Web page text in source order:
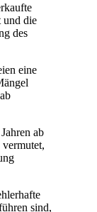
und die
des
eine
ab
sind,